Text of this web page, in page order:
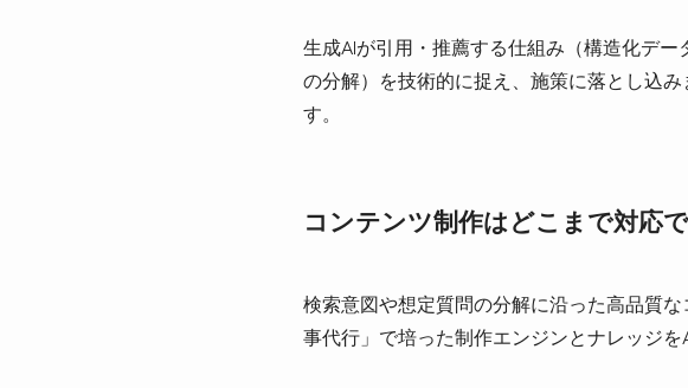
生成AIが引用・推薦する仕組み（構造化デ
の分解）を技術的に捉え、施策に落とし込
す。
コンテンツ制作はどこまで対応
検索意図や想定質問の分解に沿った高品質
事代行」で培った制作エンジンとナレッジ